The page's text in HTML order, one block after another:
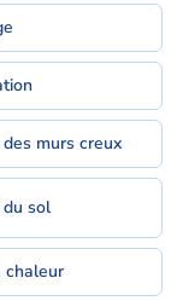
murs creux
sol
chaleur